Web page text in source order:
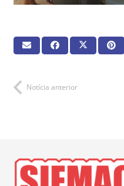
Notícia anterior